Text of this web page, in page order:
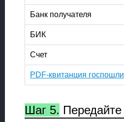
Банк получателя
БИК
Счет
PDF-квитанция
Шаг 5.